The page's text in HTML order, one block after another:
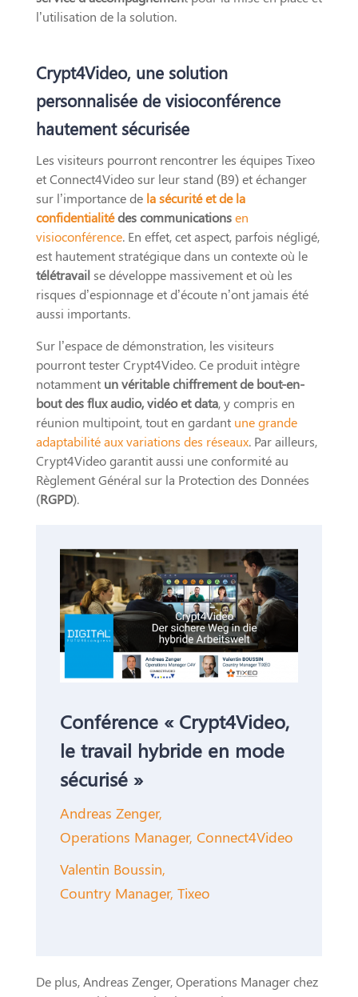
l’utilisation de la solution.
Crypt4Video, une solution
personnalisée de visioconférence
hautement sécurisée
Les visiteurs pourront rencontrer les équipes Tixeo
et Connect4Video sur leur stand (B9) et échanger
sur l’importance de la sécurité et de la
confidentialitédes communications en
visioconférence. En effet, cet aspect, parfois négligé,
est hautement stratégique dans un contexte où le
télétravailse développe massivement et où les
risques d’espionnage et d’écoute n’ont jamais été
aussi importants.
Sur l’espace de démonstration, les visiteurs
pourront tester Crypt4Video. Ce produit intègre
notamment un véritable chiffrement de bout-en-
bout des flux audio, vidéo et data, y compris en
réunion multipoint, tout en gardant une grande
adaptabilité aux variations des réseaux. Par ailleurs,
Crypt4Video garantit aussi une conformité au
Règlement Général sur la Protection des Données
(RGPD).
Conférence « Crypt4Video,
le travail hybride en mode
sécurisé »
Andreas Zenger,
Operations Manager, Connect4Video
Valentin Boussin,
Country Manager, Tixeo
De plus, Andreas Zenger, Operations Manager chez